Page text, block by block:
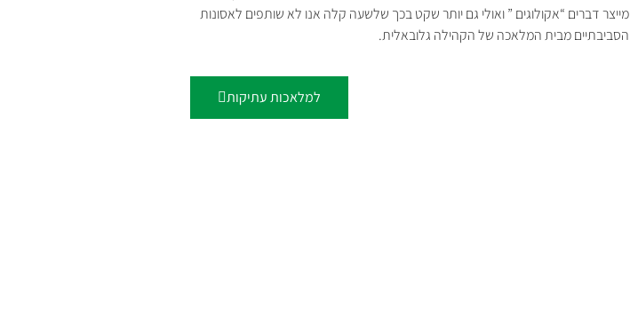
מייצר דברים “אקולוגים ” ואולי גם יותר שקט בכך שלשעה קלה אנו לא שותפים לאסונות
הסביבתיים מבית המלאכה של הקהילה גלובאלית.
למלאכות עתיקות